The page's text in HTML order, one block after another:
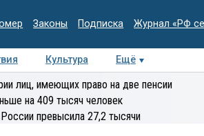
Законы Подписка Журнал «РФ
Культура
Ещё
Интервью Колумнисты
лиц, имеющих право на две пенсии
на 409 тысяч человек
превысила 27,2 тысячи